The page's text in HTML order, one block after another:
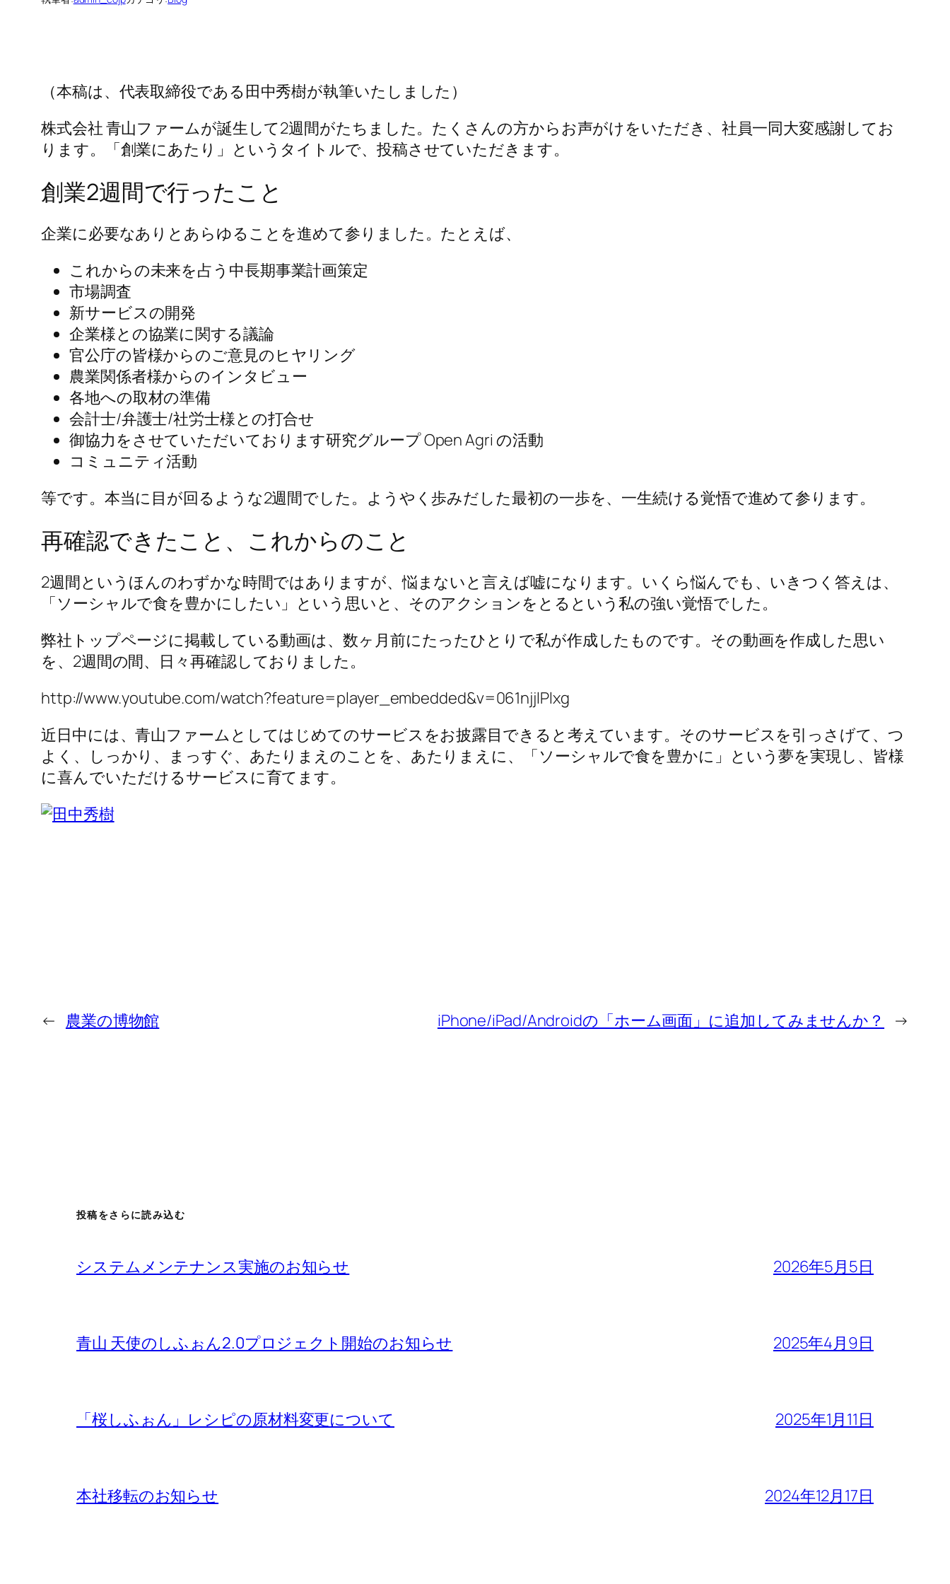
（本稿は、代表取締役である田中秀樹が執筆いたしました）
株式会社 青山ファームが誕生して2週間がたちました。たくさんの方からお声がけをいただき、社員一同大変感謝してお
ります。「創業にあたり」というタイトルで、投稿させていただきます。
創業2週間で行ったこと
企業に必要なありとあらゆることを進めて参りました。たとえば、
これからの未来を占う中長期事業計画策定
市場調査
新サービスの開発
企業様との協業に関する議論
官公庁の皆様からのご意見のヒヤリング
農業関係者様からのインタビュー
各地への取材の準備
会計士/弁護士/社労士様との打合せ
御協力をさせていただいております研究グループ Open Agri の活動
コミュニティ活動
等です。本当に目が回るような2週間でした。ようやく歩みだした最初の一歩を、一生続ける覚悟で進めて参ります。
再確認できたこと、これからのこと
2週間というほんのわずかな時間ではありますが、悩まないと言えば嘘になります。いくら悩んでも、いきつく答えは、
「ソーシャルで食を豊かにしたい」という思いと、そのアクションをとるという私の強い覚悟でした。
弊社トップページに掲載している動画は、数ヶ月前にたったひとりで私が作成したものです。その動画を作成した思い
を、2週間の間、日々再確認しておりました。
http://www.youtube.com/watch?feature=player_embedded&v=061njjlPlxg
近日中には、青山ファームとしてはじめてのサービスをお披露目できると考えています。そのサービスを引っさげて、つ
よく、しっかり、まっすぐ、あたりまえのことを、あたりまえに、「ソーシャルで食を豊かに」という夢を実現し、皆様
に喜んでいただけるサービスに育てます。
← 農業の博物館 iPhone/iPad/Androidの「ホーム画面」に追加してみませんか？ →
投稿をさらに読み込む
システムメンテナンス実施のお知らせ 2026年5月5日
青山 天使のしふぉん2.0プロジェクト開始のお知らせ 2025年4月9日
「桜しふぉん」レシピの原材料変更について 2025年1月11日
本社移転のお知らせ 2024年12月17日